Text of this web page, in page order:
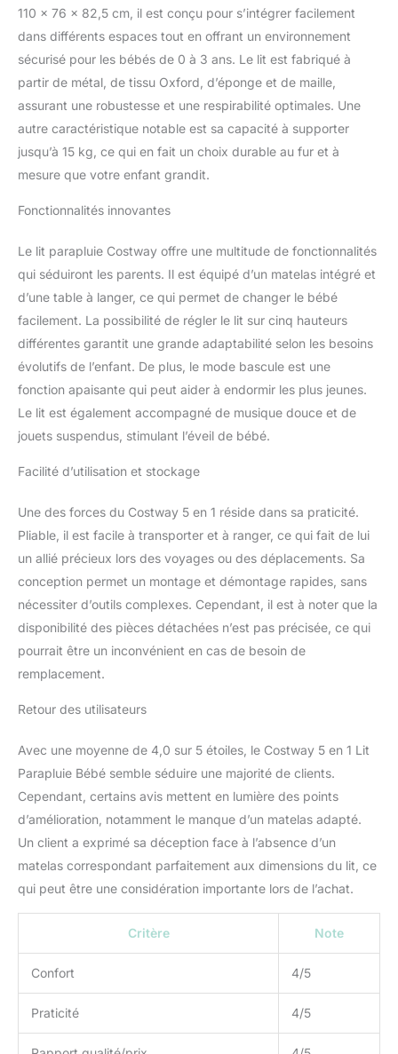
bébé peut correspondre
hauteurs, ce qui permet
à bébé de dormir à vos
côtés. 【Design adapté】
Vous pouvez attacher les
barres à bascule pour le
transformer en un
berceau à bascule avec
une inclinaison pour
bébé pliable est pré-
assemblé pour plus de
roulettes verrouillables
vous permettent de le
déplacer à volonté.
【Qualité approuvée et
construction robuste】
Fabriqué en matériau
non toxique et inodore,
le lit bébé évolutif est
métal robuste et une
points offrent une
stabilité supérieure.
110 x 76 x 82,5 cm, il est conçu pour s’intégrer facilement
dans différents espaces tout en offrant un environnement
sécurisé pour les bébés de 0 à 3 ans. Le lit est fabriqué à
partir de métal, de tissu Oxford, d’éponge et de maille,
assurant une robustesse et une respirabilité optimales. Une
autre caractéristique notable est sa capacité à supporter
jusqu’à 15 kg, ce qui en fait un choix durable au fur et à
mesure que votre enfant grandit.
Fonctionnalités innovantes
Le lit parapluie Costway offre une multitude de fonctionnalités
qui séduiront les parents. Il est équipé d’un matelas intégré et
d’une table à langer, ce qui permet de changer le bébé
facilement. La possibilité de régler le lit sur cinq hauteurs
différentes garantit une grande adaptabilité selon les besoins
évolutifs de l’enfant. De plus, le mode bascule est une
fonction apaisante qui peut aider à endormir les plus jeunes.
Le lit est également accompagné de musique douce et de
jouets suspendus, stimulant l’éveil de bébé.
Facilité d’utilisation et stockage
Une des forces du Costway 5 en 1 réside dans sa praticité.
Pliable, il est facile à transporter et à ranger, ce qui fait de lui
un allié précieux lors des voyages ou des déplacements. Sa
conception permet un montage et démontage rapides, sans
nécessiter d’outils complexes. Cependant, il est à noter que la
disponibilité des pièces détachées n’est pas précisée, ce qui
pourrait être un inconvénient en cas de besoin de
remplacement.
Retour des utilisateurs
Avec une moyenne de 4,0 sur 5 étoiles, le Costway 5 en 1 Lit
Parapluie Bébé semble séduire une majorité de clients.
Cependant, certains avis mettent en lumière des points
d’amélioration, notamment le manque d’un matelas adapté.
Un client a exprimé sa déception face à l’absence d’un
matelas correspondant parfaitement aux dimensions du lit, ce
qui peut être une considération importante lors de l’achat.
Critère Note
Confort 4/5
Praticité 4/5